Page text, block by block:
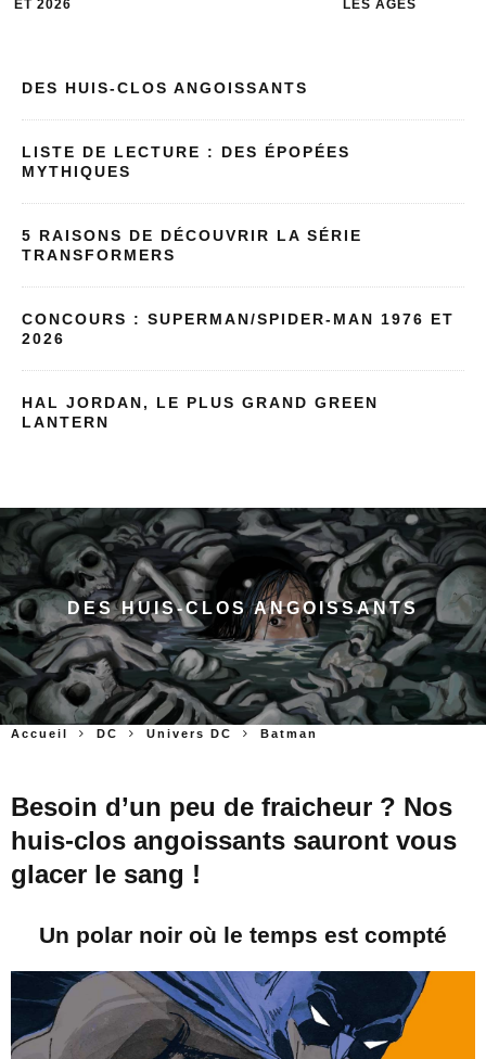
ET 2026 LES ÂGES
DES HUIS-CLOS ANGOISSANTS
LISTE DE LECTURE : DES ÉPOPÉES
MYTHIQUES
5 RAISONS DE DÉCOUVRIR LA SÉRIE
TRANSFORMERS
CONCOURS : SUPERMAN/SPIDER-MAN 1976 ET
2026
HAL JORDAN, LE PLUS GRAND GREEN
LANTERN
DES HUIS-CLOS ANGOISSANTS
Accueil DC Univers DC Batman
Besoin d’un peu de fraicheur ? Nos
huis-clos angoissants sauront vous
glacer le sang !
Un polar noir où le temps est compté